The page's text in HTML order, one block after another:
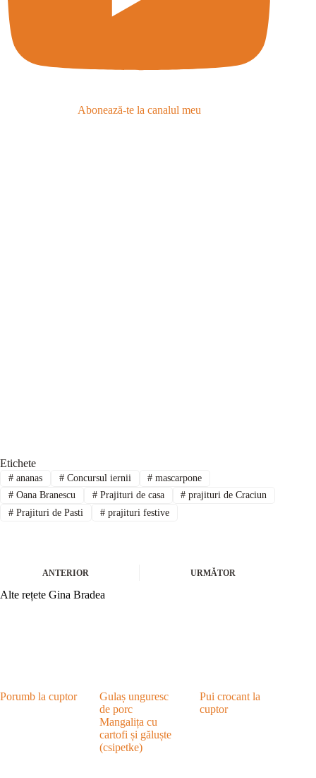
Abonează-te la canalul meu
Etichete
#ananas #Concursul iernii # mascarpone
#Oana Branescu #Prajituri de casa # prajituri de Craciun
#Prajituri de Pasti #prajituri festive
ANTERIOR URMĂTOR
Alte rețete Gina Bradea
Porumb la cuptor
Gulaș unguresc
de porc
Mangalița cu
cartofi și găluște
(csipetke)
Pui crocant la
cuptor